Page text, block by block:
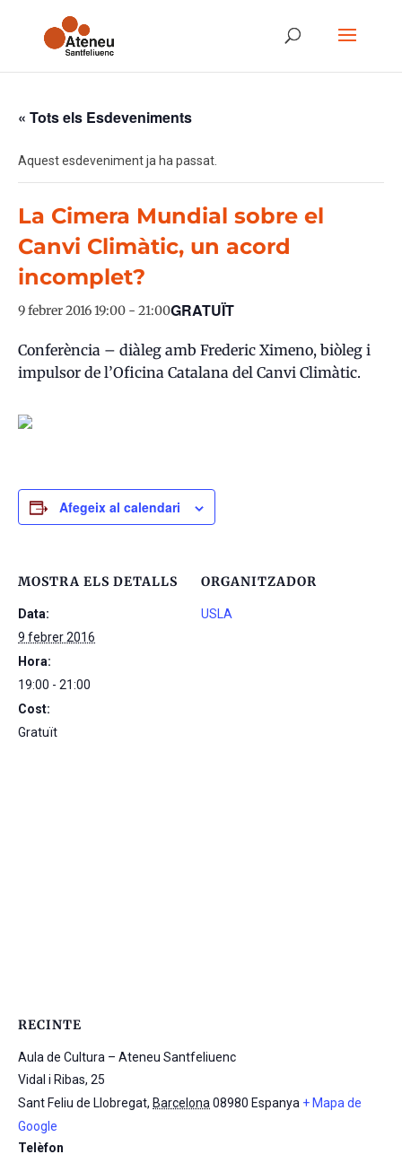
« Tots els Esdeveniments
Aquest esdeveniment ja ha passat.
La Cimera Mundial sobre el
Canvi Climàtic, un acord
incomplet?
9 febrer 2016 19:00 - 21:00GRATUÏT
Conferència – diàleg amb Frederic Ximeno, biòleg i
impulsor de l’Oficina Catalana del Canvi Climàtic.
Afegeix al calendari
MOSTRA ELS DETALLS
Data:
9 febrer 2016
Hora:
19:00 - 21:00
Cost:
Gratuït
ORGANITZADOR
USLA
RECINTE
Aula de Cultura – Ateneu Santfeliuenc
Vidal i Ribas, 25
Sant Feliu de Llobregat, Barcelona 08980 Espanya + Mapa de
Google
Telèfon